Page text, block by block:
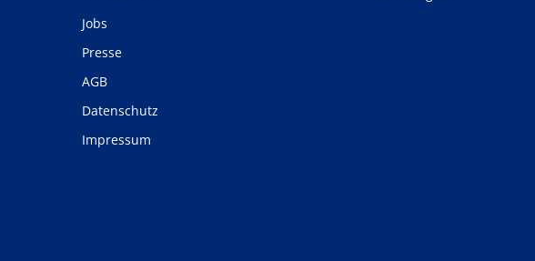
Jobs
Presse
AGB
Datenschutz
Impressum